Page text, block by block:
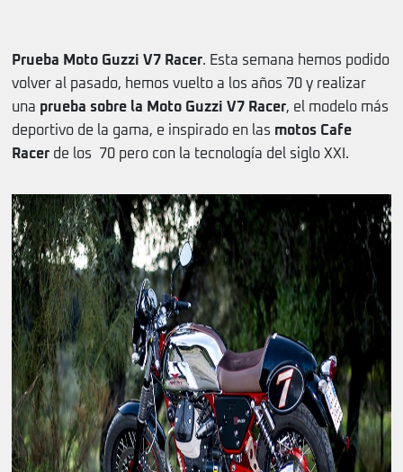
Prueba Moto Guzzi V7 Racer. Esta semana hemos podido
volver al pasado, hemos vuelto a los años 70 y realizar
una prueba sobre la Moto Guzzi V7 Racer, el modelo más
deportivo de la gama, e inspirado en las motos Cafe
Racer de los 70 pero con la tecnología del siglo XXI.